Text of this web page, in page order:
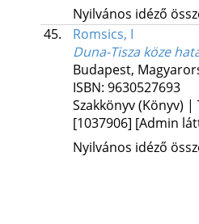
Nyilvános idéző
45.
Romsics, I
Duna-Tisza köze
Budapest,
ISBN: 9630527693
Szakkönyv (Könyv)
[1037906] [Admin
Nyilvános idéző